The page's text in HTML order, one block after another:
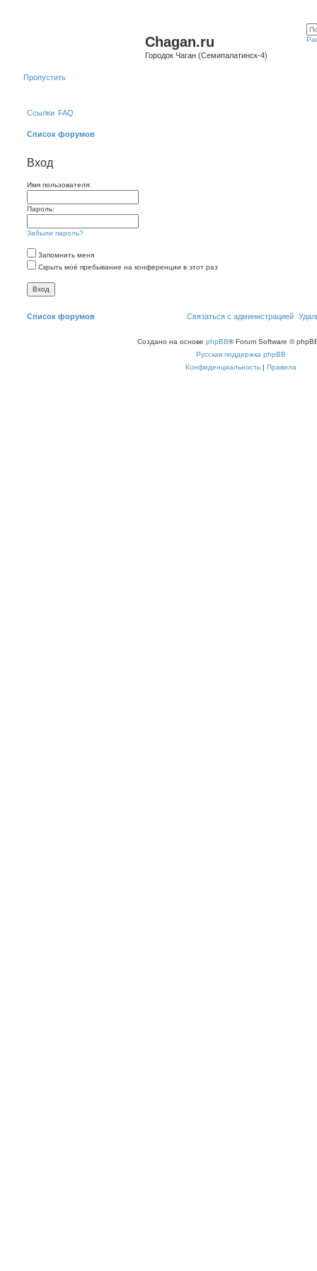
Chagan.ru
Городок Чаган (Семипалатинск-4)
Пропустить
Ссылки FAQ
Список форумов
Вход
Имя пользователя:
Пароль:
Забыли пароль?
Запомнить меня
Скрыть моё пребывание на конференции в этот раз
Список форумов Связаться с администрацией
Создано на основе phpBB® Forum Software ©
Русская поддержка phpBB
Конфиденциальность | Правила